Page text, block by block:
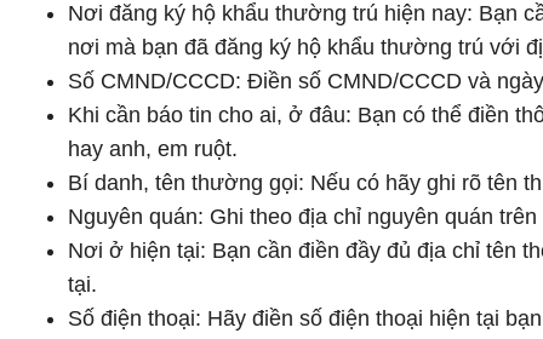
Nơi đăng ký hộ khẩu thường trú hiện nay: Bạn
nơi mà bạn đã đăng ký hộ khẩu thường trú với
Số CMND/CCCD: Điền số CMND/CCCD và
Khi cần báo tin cho ai, ở đâu: Bạn có thể điền
hay anh, em ruột.
Bí danh, tên thường gọi: Nếu có hãy ghi rõ tên
Nguyên quán: Ghi theo địa chỉ nguyên quán
Nơi ở hiện tại: Bạn cần điền đầy đủ địa chỉ tên
tại.
Số điện thoại: Hãy điền số điện thoại hiện tại